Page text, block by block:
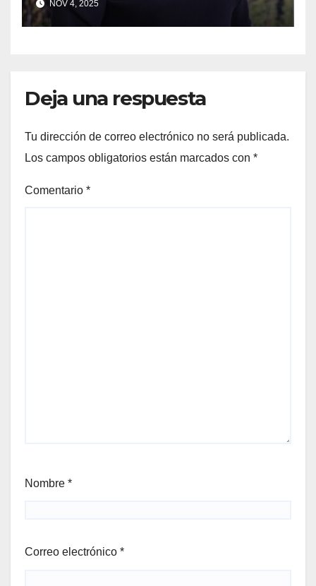
CUATRO “ EMPLEADOS DEL
MES” POR SU LIDERAZGO Y
NOV 4, 2025
Deja una respuesta
Tu dirección de correo electrónico no será publicada.
Los campos obligatorios están marcados con *
Comentario *
Nombre *
Correo electrónico *